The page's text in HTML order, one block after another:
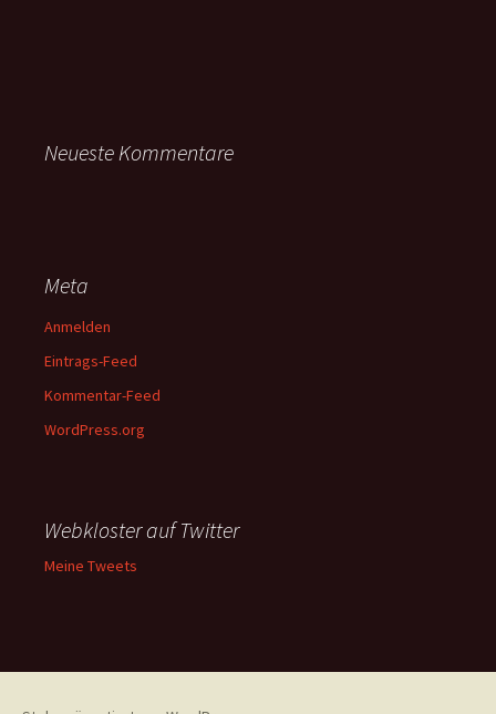
Neueste Kommentare
Meta
Anmelden
Eintrags-Feed
Kommentar-Feed
WordPress.org
Webkloster auf Twitter
Meine Tweets